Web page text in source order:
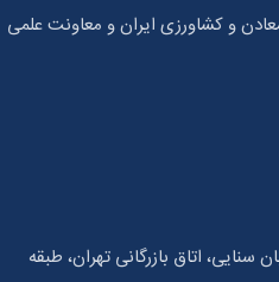
و کشاورزی ایران و معاونت علمی
سنایی، اتاق بازرگانی تهران، طبقه